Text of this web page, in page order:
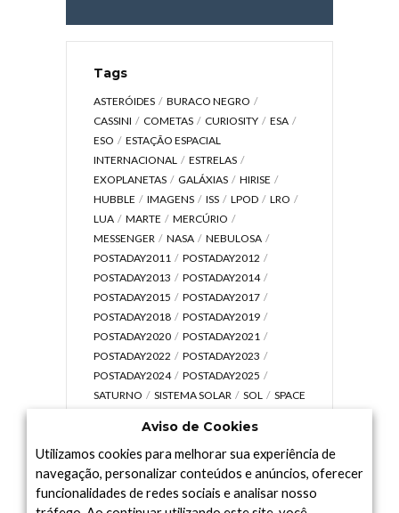
Tags
ASTERÓIDES
BURACO NEGRO
CASSINI
COMETAS CURIOSITY
ESA
ESO
ESTAÇÃO ESPACIAL
INTERNACIONAL
ESTRELAS
EXOPLANETAS
GALÁXIAS
HIRISE
HUBBLE
IMAGENS ISS LPOD
LRO
LUA
MARTE
MERCÚRIO
MESSENGER
NASA
NEBULOSA
POSTADAY2011
POSTADAY2012
POSTADAY2013
POSTADAY2014
POSTADAY2015
POSTADAY2017
POSTADAY2018
POSTADAY2019
POSTADAY2020
POSTADAY2021
POSTADAY2022
POSTADAY2023
POSTADAY2024
POSTADAY2025
SATURNO
SISTEMA SOLAR SOL
SPACE
UNIVERSO
VÍDEO
Aviso de Cookies
Utilizamos cookies para melhorar sua experiência de
navegação, personalizar conteúdos e anúncios, oferecer
funcionalidades de redes sociais e analisar nosso